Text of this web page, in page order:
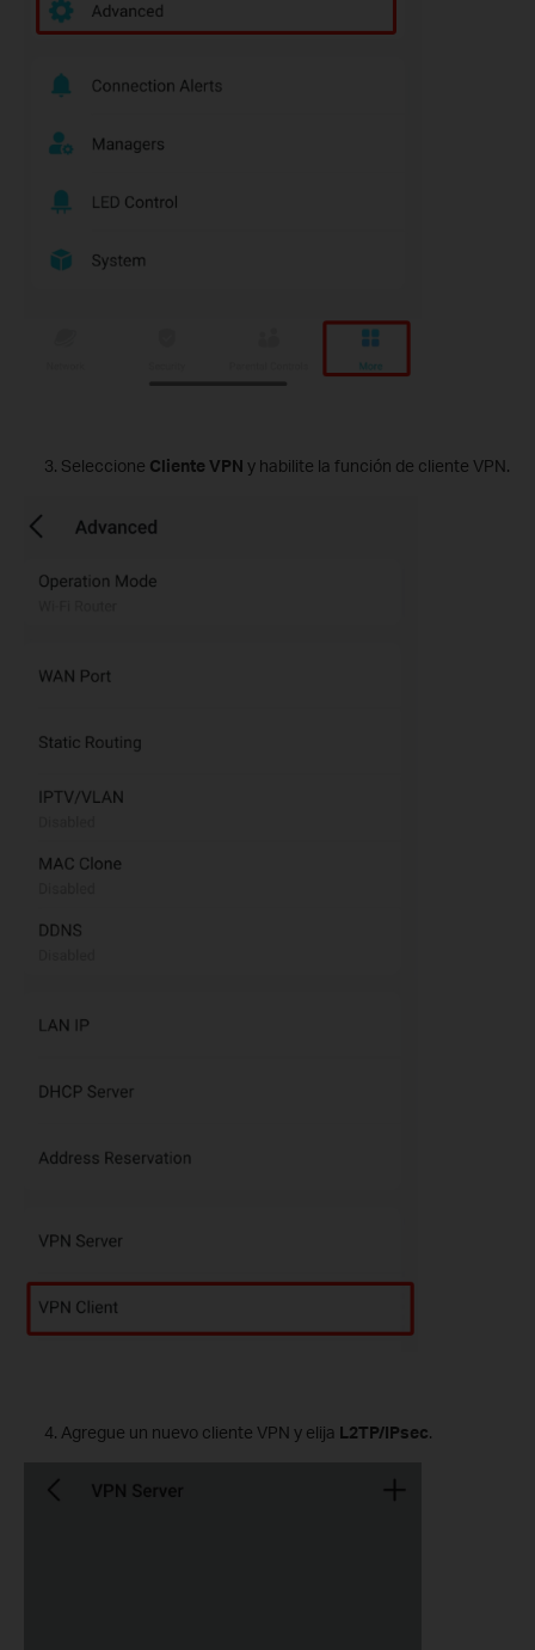
Seleccione Cliente VPN y habilite la función de cliente VPN.
Agregue un nuevo cliente VPN y elija L2TP/IPsec.